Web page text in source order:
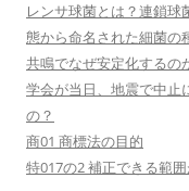
レンサ球菌とは？連鎖
態から命名された細菌の
共鳴でなぜ安定化するの
学会が当日、地震で中止
の？
商01 商標法の目的
特017の2 補正できる範